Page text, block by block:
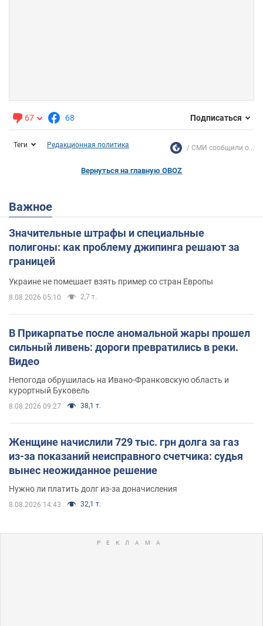
67 68 Подписаться
Теги Редакционная политика СМИ сообщили о...
Вернуться на главную OBOZ
Важное
Значительные штрафы и специальные
полигоны: как проблему джипинга решают за
границей
Украине не помешает взять пример со стран Европы
8.08.2026 05:10 2,7 т.
В Прикарпатье после аномальной жары прошел
сильный ливень: дороги превратились в реки.
Видео
Непогода обрушилась на Ивано-Франковскую область и
курортный Буковель
8.08.2026 09:27 38,1 т.
Женщине начислили 729 тыс. грн долга за газ
из-за показаний неисправного счетчика: судья
вынес неожиданное решение
Нужно ли платить долг из-за доначисления
8.08.2026 14:43 32,1 т.